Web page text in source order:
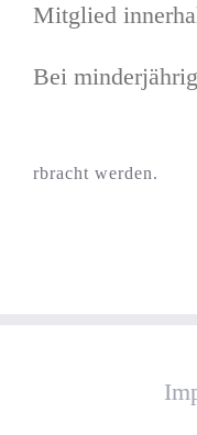
Mitglied
Bei
rbracht werden.